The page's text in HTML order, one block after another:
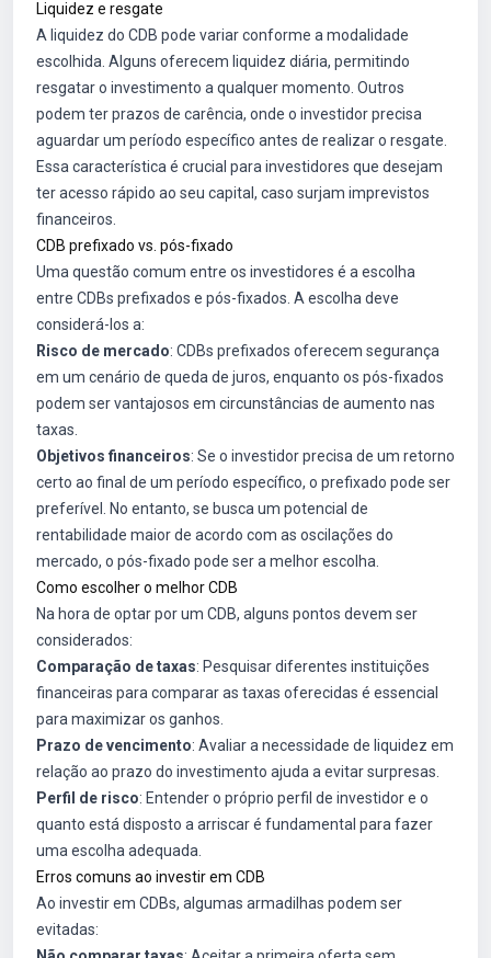
Liquidez e resgate
A liquidez do CDB pode variar conforme a modalidade
escolhida. Alguns oferecem liquidez diária, permitindo
resgatar o investimento a qualquer momento. Outros
podem ter prazos de carência, onde o investidor precisa
aguardar um período específico antes de realizar o resgate.
Essa característica é crucial para investidores que desejam
ter acesso rápido ao seu capital, caso surjam imprevistos
financeiros.
CDB prefixado vs. pós-fixado
Uma questão comum entre os investidores é a escolha
entre CDBs prefixados e pós-fixados. A escolha deve
considerá-los a:
Risco de mercado: CDBs prefixados oferecem segurança
em um cenário de queda de juros, enquanto os pós-fixados
podem ser vantajosos em circunstâncias de aumento nas
taxas.
Objetivos financeiros: Se o investidor precisa de um retorno
certo ao final de um período específico, o prefixado pode ser
preferível. No entanto, se busca um potencial de
rentabilidade maior de acordo com as oscilações do
mercado, o pós-fixado pode ser a melhor escolha.
Como escolher o melhor CDB
Na hora de optar por um CDB, alguns pontos devem ser
considerados:
Comparação de taxas: Pesquisar diferentes instituições
financeiras para comparar as taxas oferecidas é essencial
para maximizar os ganhos.
Prazo de vencimento: Avaliar a necessidade de liquidez em
relação ao prazo do investimento ajuda a evitar surpresas.
Perfil de risco: Entender o próprio perfil de investidor e o
quanto está disposto a arriscar é fundamental para fazer
uma escolha adequada.
Erros comuns ao investir em CDB
Ao investir em CDBs, algumas armadilhas podem ser
evitadas: